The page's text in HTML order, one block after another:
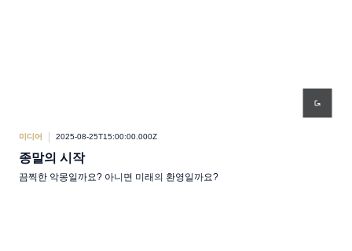
미디어 2025-08-25T15:00:00.000Z
종말의 시작
끔찍한 악몽일까요? 아니면 미래의 환영일까요?